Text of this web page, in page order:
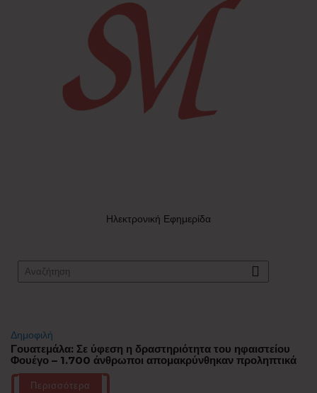
Ηλεκτρονική Εφημερίδα
Δημοφιλή
Γουατεμάλα: Σε ύφεση η δραστηριότητα του ηφαιστείου
Φουέγο – 1.700 άνθρωποι απομακρύνθηκαν προληπτικά
Περισσότερα